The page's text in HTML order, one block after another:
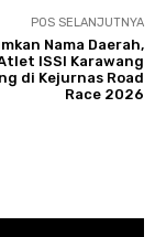
POS SELANJUTNYA
Nama Daerah,
ISSI Karawang
di Kejurnas Road
Race 2026